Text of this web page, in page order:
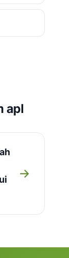
apl
→